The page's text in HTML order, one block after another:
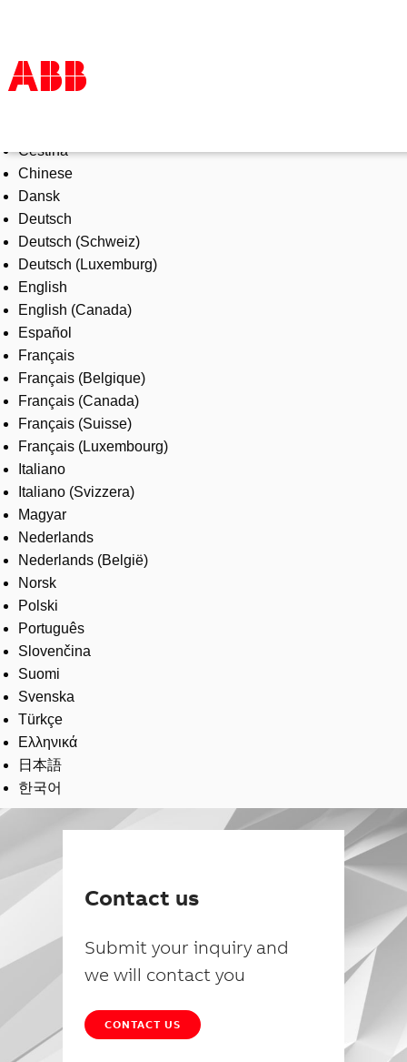
Products & Solutions
Industries
Services
About us
Where to buy
Contact us
Careers
Čeština
Chinese
Dansk
Deutsch
Deutsch (Schweiz)
Deutsch (Luxemburg)
English
English (Canada)
Español
Français
Français (Belgique)
Français (Canada)
Français (Suisse)
Français (Luxembourg)
Italiano
Italiano (Svizzera)
Magyar
Nederlands
Nederlands (België)
Norsk
Polski
Português
Slovenčina
Suomi
Svenska
Türkçe
Ελληνικά
日本語
한국어
Contact us
Submit your inquiry and
we will contact you
CONTACT US